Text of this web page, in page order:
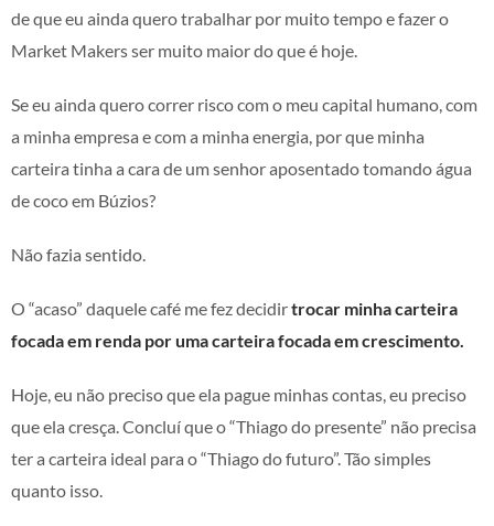
de que eu ainda quero trabalhar por muito tempo e fazer o
Market Makers ser muito maior do que é hoje.
Se eu ainda quero correr risco com o meu capital humano, com
a minha empresa e com a minha energia, por que minha
carteira tinha a cara de um senhor aposentado tomando água
de coco em Búzios?
Não fazia sentido.
O “acaso” daquele café me fez decidirtrocar minha carteira
focada em renda por uma carteira focada em crescimento.
Hoje, eu não preciso que ela pague minhas contas, eu preciso
que ela cresça. Concluí que o “Thiago do presente” não precisa
ter a carteira ideal para o “Thiago do futuro”. Tão simples
quanto isso.